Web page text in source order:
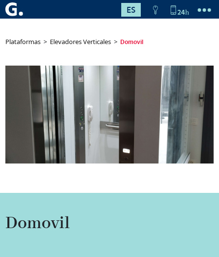
ES
Plataformas > Elevadores Verticales > Domovil
Domovil